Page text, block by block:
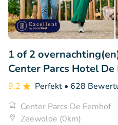
1 of 2
Center Parcs Hotel De
9.2 Perfekt • 628
Center Parcs De Eemhof
Zeewolde (0km)